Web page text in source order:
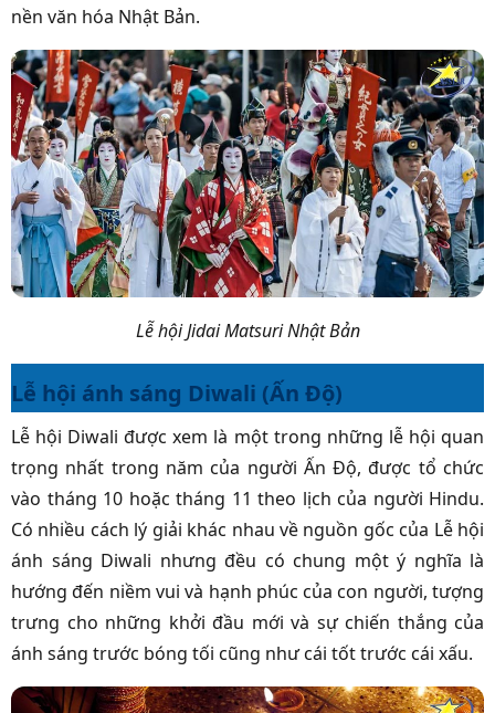
nền văn hóa Nhật Bản.
Lễ hội Jidai Matsuri Nhật Bản
Lễ hội ánh sáng Diwali (Ấn Độ)
Lễ hội Diwali được xem là một trong những lễ hội quan
trọng nhất trong năm của người Ấn Độ, được tổ chức
vào tháng 10 hoặc tháng 11 theo lịch của người Hindu.
Có nhiều cách lý giải khác nhau về nguồn gốc của Lễ hội
ánh sáng Diwali nhưng đều có chung một ý nghĩa là
hướng đến niềm vui và hạnh phúc của con người, tượng
trưng cho những khởi đầu mới và sự chiến thắng của
ánh sáng trước bóng tối cũng như cái tốt trước cái xấu.